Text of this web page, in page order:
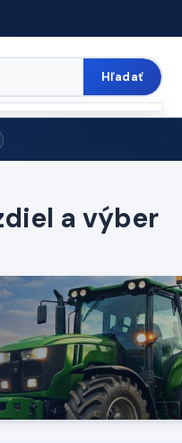
Hľadať
a výber